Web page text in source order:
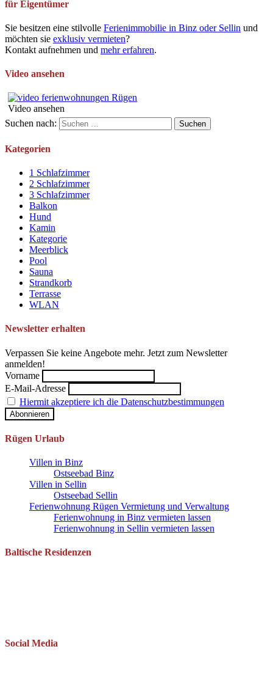
für Eigentümer
Sie besitzen eine stilvolle Ferienimmobilie in Binz oder Sellin und
möchten sie exklusiv vermieten?
Kontakt aufnehmen und mehr erfahren.
Video ansehen
Video ansehen
Suchen nach:
Kategorien
1 Schlafzimmer
2 Schlafzimmer
3 Schlafzimmer
Balkon
Hund
Kamin
Kategorie
Meerblick
Pool
Sauna
Strandkorb
Terrasse
WLAN
Newsletter erhalten
Verpassen Sie keine Angebote mehr. Jetzt zum Newsletter
anmelden!
Vorname
E-Mail-Adresse
Hiermit akzeptiere ich die Datenschutzbestimmungen
Rügen Urlaub
Villen in Binz
Ostseebad Binz
Villen in Sellin
Ostseebad Sellin
Ferienwohnung Rügen Vermietung und Verwaltung
Ferienwohnung in Binz vermieten lassen
Ferienwohnung in Sellin vermieten lassen
Baltische Residenzen
Social Media